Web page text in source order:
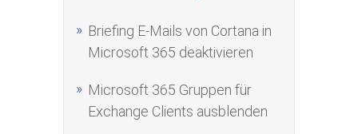
Briefing E-Mails von Cortana in
Microsoft 365 deaktivieren
Microsoft 365 Gruppen für
Exchange Clients ausblenden